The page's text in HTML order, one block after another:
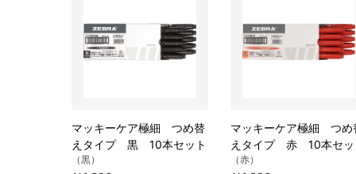
マッキーケア極細 つめ替
えタイプ 黒 10本セット
（黒）
マッキーケア極細 つめ
えタイプ 赤 10本セッ
（赤）